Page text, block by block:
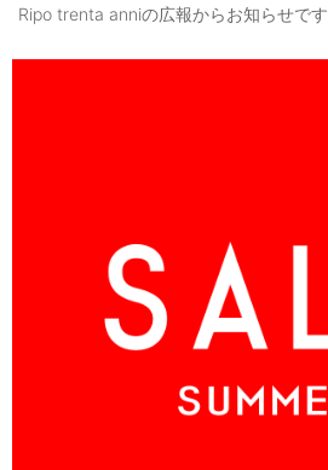
T-SHIRT : Tシャツ
KNIT : ニット
DENIM : デニム
PANTS/SKIRT : パンツ・スカ
TOPS : トップス
OUTERS : アウター
Ripo trenta anniの広報からお知らせで